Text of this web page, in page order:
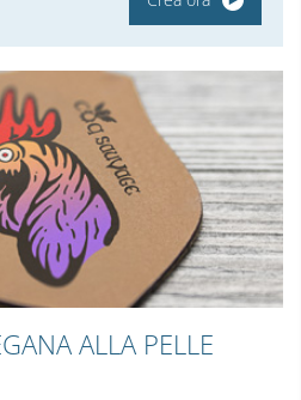
ALLA PELLE